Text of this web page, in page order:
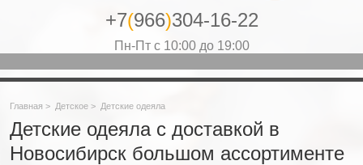
+7(966)304-16-22
Пн-Пт с 10:00 до 19:00
Главная > Детское > Детские одеяла
Детские одеяла с доставкой в
Новосибирск большом ассортименте